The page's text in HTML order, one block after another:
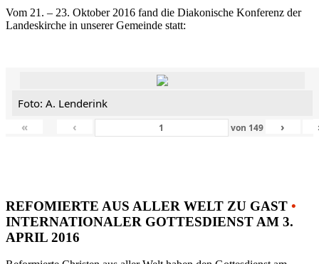
Vom 21. – 23. Oktober 2016 fand die Diakonische Konferenz der
Landeskirche in unserer Gemeinde statt:
Foto: A. Lenderink
«
‹ von 149 ›
REFOMIERTE AUS ALLER WELT ZU GAST •
INTERNATIONALER GOTTESDIENST AM 3.
APRIL 2016